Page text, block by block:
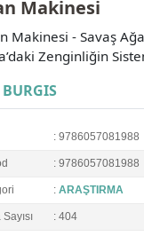
Makinesi
Makinesi - Savaş
Zenginliğin
: 9786057081988
: 9786057081988
: ARAŞTIRMA
: 404